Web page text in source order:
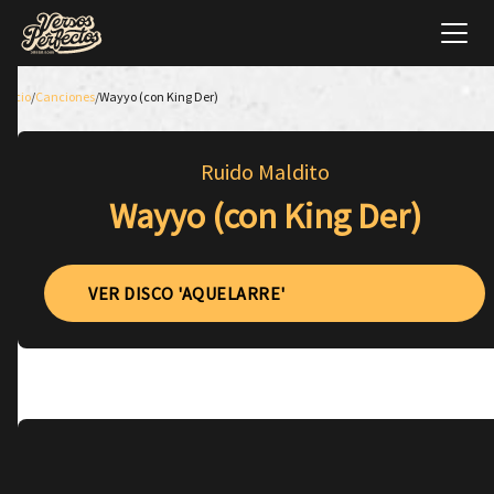
Inicio/Canciones/Wayyo (con King Der)
Ruido Maldito
Wayyo (con King Der)
VER DISCO 'AQUELARRE'